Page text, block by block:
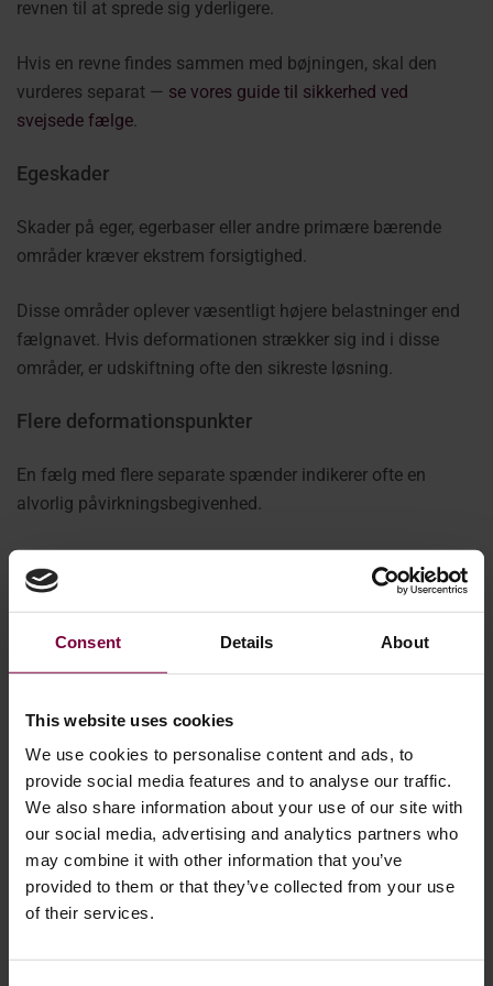
Consent Details About
This website uses cookies
We use cookies to personalise content and ads, to
provide social media features and to analyse our traffic.
We also share information about your use of our site with
our social media, advertising and analytics partners who
may combine it with other information that you’ve
provided to them or that they’ve collected from your use
of their services.
revnen til at sprede sig yderligere.
Hvis en revne findes sammen med bøjningen, skal den
vurderes separat — se vores guide til sikkerhed ved
svejsede fælge
Egeskader
Skader på eger, egerbaser eller andre primære bærende
områder kræver ekstrem forsigtighed.
Disse områder oplever væsentligt højere belastninger end
fælgnavet. Hvis deformationen strækker sig ind i disse
områder, er udskiftning ofte den sikreste løsning.
Flere deformationspunkter
En fælg med flere separate spænder indikerer ofte en
alvorlig påvirkningsbegivenhed.
kan fælgens samlede strukturelle integritet være
kompromitteret.
Overdreven krumning
Som en generel regel bør fælge med alvorlige
deformationer vurderes meget omhyggeligt. Store
afvigelser fra sandhed indikerer ofte slagkræfter, der er.
Fælgkollisioner
Hvis en fælg har været involveret i et alvorligt uheld, udgør
synlige deformationer muligvis kun en del af skaden. Den